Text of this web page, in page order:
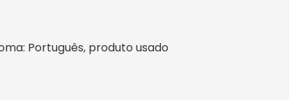
Português, produto usado